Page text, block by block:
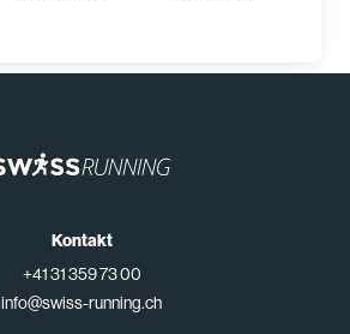
Kontakt
+41 31 359 73 00
info@swiss-running.ch